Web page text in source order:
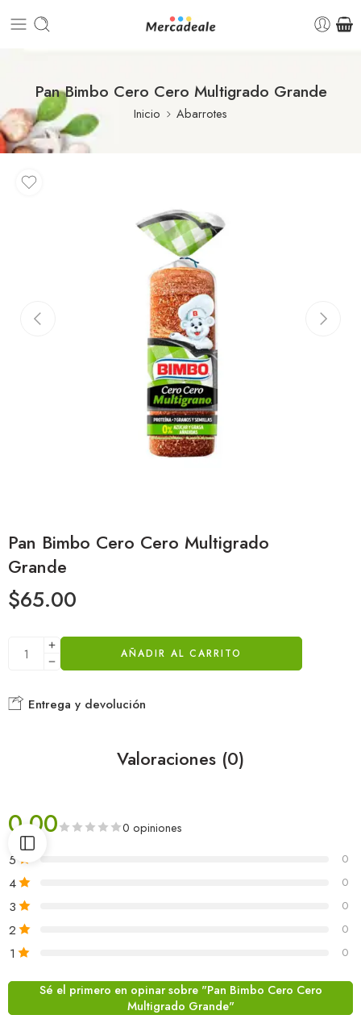
Pan Bimbo Cero Cero Multigrado Grande
Inicio Abarrotes
Pan Bimbo Cero Cero Multigrado
Grande
$65.00
AÑADIR AL CARRITO
Entrega y devolución
Valoraciones (0)
0.00 0 opiniones
5 0
4 0
3 0
2 0
1 0
Sé el primero en opinar sobre "Pan Bimbo Cero Cero
Multigrado Grande"